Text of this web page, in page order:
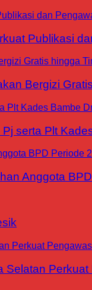
Publikasi
Bergizi
serta Plt
Anggota